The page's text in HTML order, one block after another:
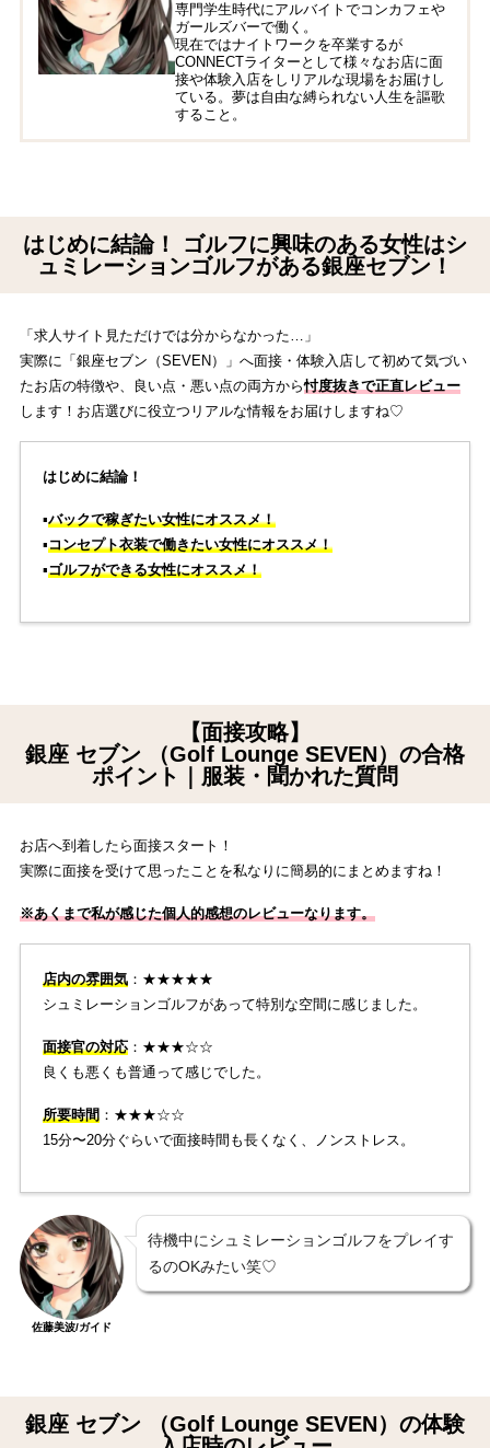
専門学生時代にアルバイトでコンカフェや
ガールズバーで働く。
現在ではナイトワークを卒業するが
CONNECTライターとして様々なお店に面
接や体験入店をしリアルな現場をお届けし
ている。夢は自由な縛られない人生を謳歌
すること。
はじめに結論！ ゴルフに興味のある女性はシ
ュミレーションゴルフがある銀座セブン！
「求人サイト見ただけでは分からなかった…」
実際に「銀座セブン（SEVEN）」へ面接・体験入店して初めて気づい
たお店の特徴や、良い点・悪い点の両方から忖度抜きで正直レビュー
します！お店選びに役立つリアルな情報をお届けしますね♡
はじめに結論！
▪️バックで稼ぎたい女性にオススメ！
▪️コンセプト衣装で働きたい女性にオススメ！
▪️ゴルフができる女性にオススメ！
【面接攻略】
銀座 セブン （Golf Lounge SEVEN）の合格
ポイント｜服装・聞かれた質問
お店へ到着したら面接スタート！
実際に面接を受けて思ったことを私なりに簡易的にまとめますね！
※あくまで私が感じた個人的感想のレビューなります。
店内の雰囲気：★★★★★
シュミレーションゴルフがあって特別な空間に感じました。
面接官の対応：★★★☆☆
良くも悪くも普通って感じでした。
所要時間：★★★☆☆
15分〜20分ぐらいで面接時間も長くなく、ノンストレス。
佐藤美波/ガイド
待機中にシュミレーションゴルフをプレイす
るのOKみたい笑♡
銀座 セブン （Golf Lounge SEVEN）の体験